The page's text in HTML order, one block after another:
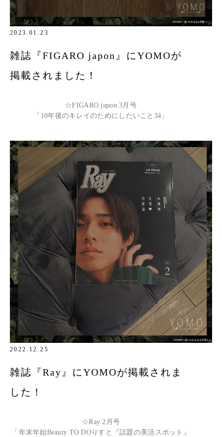
2023.01.23
雑誌『FIGARO japon』にYOMOが
掲載されました！
☆FIGARO japon 3月号
「10年後のキレイのためにしたいこと34」
2022.12.25
雑誌『Ray』にYOMOが掲載されま
した！
☆Ray 2月号
「年末年始Beauty TO DOりすと『話題の美活スポット』